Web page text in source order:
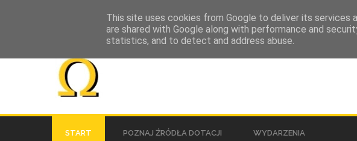
społeczna strona miasta Mielca
START POZNAJ ŹRÓDŁA DOTACJI WYDARZENIA
This site uses cookies from Google to deliver its services
are shared with Google along with performance and
statistics, and to detect and address abuse.